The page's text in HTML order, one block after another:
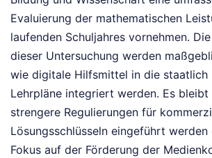
Evaluierung der mathematischen
laufenden Schuljahres vornehmen.
dieser Untersuchung werden
wie digitale Hilfsmittel in die staatlich
Lehrpläne integriert werden. Es
strengere Regulierungen für
Lösungsschlüsseln eingeführt
Fokus auf der Förderung der